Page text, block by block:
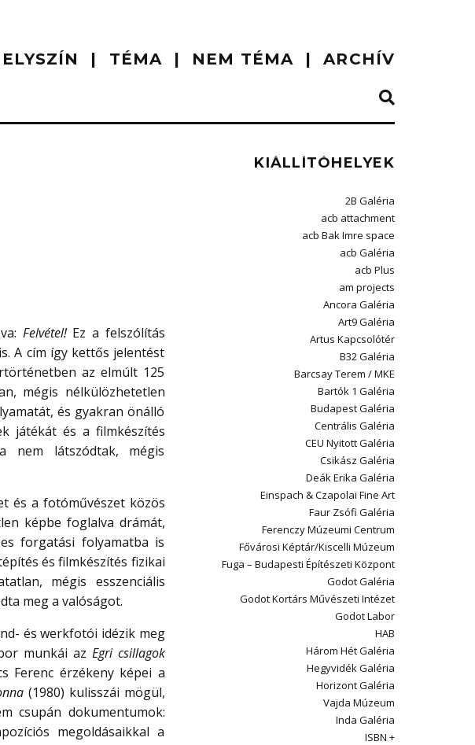
TÉMA NEM TÉMA ARCHÍV
Felvétel!Ez a felszólítás
A cím így kettős jelentést
az elmúlt 125
mégis nélkülözhetetlen
és gyakran önálló
játékát és a filmkészítés
nem látszódtak, mégis
és a fotóművészet közös
képbe foglalva drámát,
forgatási folyamatba is
és filmkészítés fizikai
mégis esszenciális
meg a valóságot.
és werkfotói idézik meg
munkái az Egri csillagok
Ferenc érzékeny képei a
(1980) kulisszái mögül,
csupán dokumentumok:
megoldásaikkal a
KIÁLLÍTÓHELYEK
2B Galéria
acb attachment
acb Bak Imre space
acb Galéria
acb Plus
am projects
Ancora Galéria
Art9 Galéria
Artus Kapcsolótér
B32 Galéria
Barcsay Terem / MKE
Bartók 1 Galéria
Budapest Galéria
Centrális Galéria
CEU Nyitott Galéria
Csikász Galéria
Deák Erika Galéria
Einspach & Czapolai Fine Art
Faur Zsófi Galéria
Ferenczy Múzeumi Centrum
Fővárosi Képtár/Kiscelli Múzeum
Fuga – Budapesti Építészeti Központ
Godot Galéria
Godot Kortárs Művészeti Intézet
Godot Labor
HAB
Három Hét Galéria
Hegyvidék Galéria
Horizont Galéria
Vajda Múzeum
Inda Galéria
ISBN +